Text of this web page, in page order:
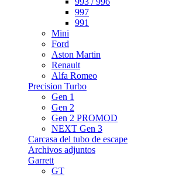
997
991
Mini
Ford
Aston Martin
Renault
Alfa Romeo
Precision Turbo
Gen 1
Gen 2
Gen 2 PROMOD
NEXT Gen 3
Carcasa del tubo de escape
Archivos adjuntos
Garrett
GT